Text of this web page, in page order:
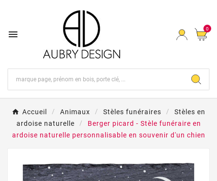
 0
Accueil Animaux Stèles funéraires
Stèles en
ardoise naturelle
Berger picard - Stèle funéraire en
ardoise naturelle personnalisable en souvenir d'un chien